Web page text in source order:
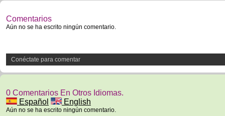
Comentarios
Aún no se ha escrito ningún comentario.
Conéctate para comentar
0 Comentarios En Otros Idiomas.
Español
English
Aún no se ha escrito ningún comentario.